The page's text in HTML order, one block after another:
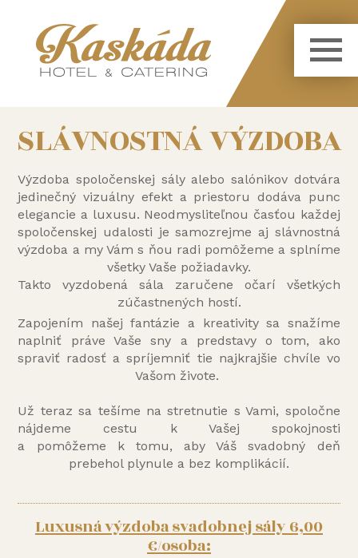
SLÁVNOSTNÁ VÝZDOBA
Výzdoba spoločenskej sály alebo salónikov dotvára
jedinečný vizuálny efekt a priestoru dodáva punc
elegancie a luxusu. Neodmysliteľnou časťou každej
spoločenskej udalosti je samozrejme aj slávnostná
výzdoba a my Vám s ňou radi pomôžeme a splníme
všetky Vaše požiadavky.
Takto vyzdobená sála zaručene očarí všetkých
zúčastnených hostí.
Zapojením našej fantázie a kreativity sa snažíme
naplniť práve Vaše sny a predstavy o tom, ako
spraviť radosť a spríjemniť tie najkrajšie chvíle vo
Vašom živote.
Už teraz sa tešíme na stretnutie s Vami, spoločne
nájdeme cestu k Vašej spokojnosti
a pomôžeme k tomu, aby Váš svadobný deň
prebehol plynule a bez komplikácií.
Luxusná výzdoba svadobnej sály 6,00
€/osoba: